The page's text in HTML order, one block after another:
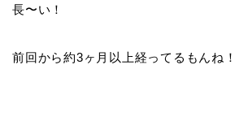
長〜い！
前回から約3ヶ月以上経ってるもんね！